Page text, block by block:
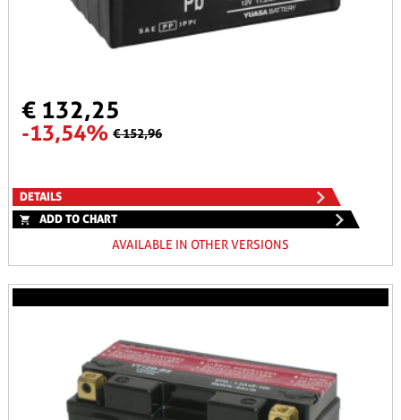
€ 132,25
-13,54% € 152,96
DETAILS
ADD TO CHART
AVAILABLE IN OTHER VERSIONS